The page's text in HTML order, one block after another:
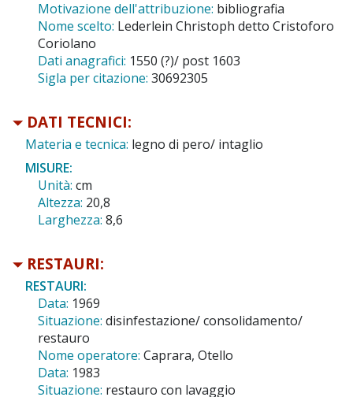
Motivazione dell'attribuzione: bibliografia
Nome scelto: Lederlein Christoph detto Cristoforo
Coriolano
Dati anagrafici: 1550 (?)/ post 1603
Sigla per citazione: 30692305
DATI TECNICI:
Materia e tecnica: legno di pero/ intaglio
MISURE:
Unità: cm
Altezza: 20,8
Larghezza: 8,6
RESTAURI:
RESTAURI:
Data: 1969
Situazione: disinfestazione/ consolidamento/
restauro
Nome operatore: Caprara, Otello
Data: 1983
Situazione: restauro con lavaggio